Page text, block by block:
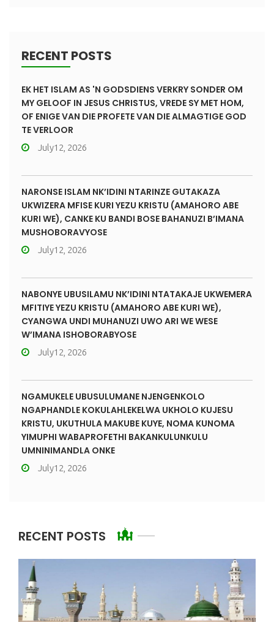
RECENT POSTS
EK HET ISLAM AS 'N GODSDIENS VERKRY SONDER OM
MY GELOOF IN JESUS CHRISTUS, VREDE SY MET HOM,
OF ENIGE VAN DIE PROFETE VAN DIE ALMAGTIGE GOD
TE VERLOOR
July12, 2026
NARONSE ISLAM NK’IDINI NTARINZE GUTAKAZA
UKWIZERA MFISE KURI YEZU KRISTU (AMAHORO ABE
KURI WE), CANKE KU BANDI BOSE BAHANUZI B’IMANA
MUSHOBORAVYOSE
July12, 2026
NABONYE UBUSILAMU NK’IDINI NTATAKAJE UKWEMERA
MFITIYE YEZU KRISTU (AMAHORO ABE KURI WE),
CYANGWA UNDI MUHANUZI UWO ARI WE WESE
W’IMANA ISHOBORABYOSE
July12, 2026
NGAMUKELE UBUSULUMANE NJENGENKOLO
NGAPHANDLE KOKULAHLEKELWA UKHOLO KUJESU
KRISTU, UKUTHULA MAKUBE KUYE, NOMA KUNOMA
YIMUPHI WABAPROFETHI BAKANKULUNKULU
UMNINIMANDLA ONKE
July12, 2026
RECENT POSTS